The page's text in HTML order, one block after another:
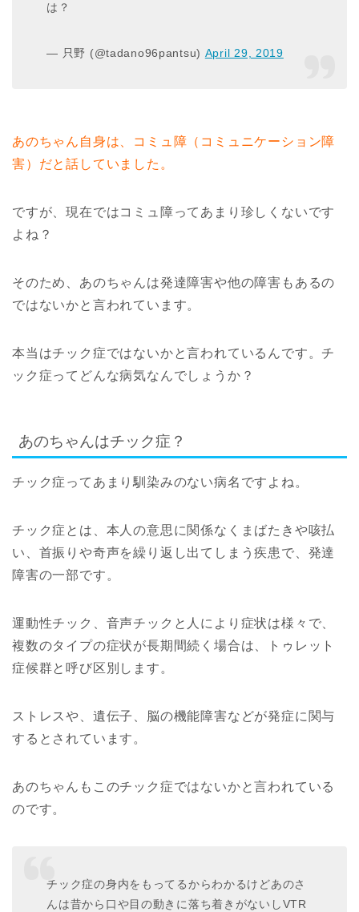
は？
— 只野 (@tadano96pantsu) April 29, 2019
あのちゃん自身は、コミュ障（ コミュニケーション障
害）だと話していました。
ですが、現在ではコミュ障ってあまり珍しくないです
よね？
そのため、あのちゃんは発達障害や他の障害もあるの
ではないかと言われています。
本当はチック症ではないかと言われているんです。チ
ック症ってどんな病気なんでしょうか？
あのちゃんはチック症？
チック症ってあまり馴染みのない病名ですよね。
チック症とは、本人の意思に関係なくまばたきや咳払
い、首振りや奇声を繰り返し出てしまう疾患で、発達
障害の一部です。
運動性チック、音声チックと人により症状は様々で、
複数のタイプの症状が長期間続く場合は、トゥレット
症候群と呼び区別します。
ストレスや、遺伝子、脳の機能障害などが発症に関与
するとされています。
あのちゃんもこのチック症ではないかと言われている
のです。
チック症の身内をもってるからわかるけどあのさ
んは昔から口や目の動きに落ち着きがないしVTR